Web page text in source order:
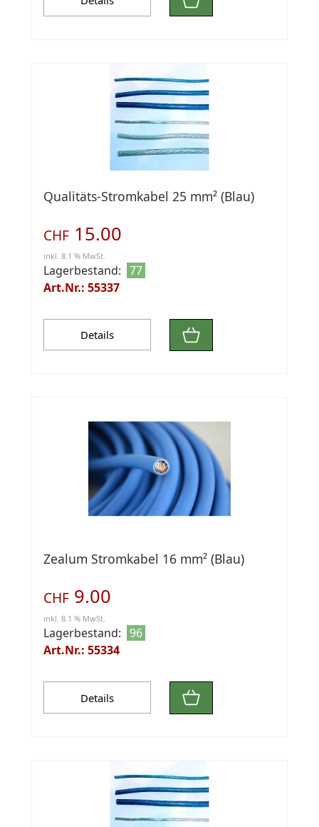
Qualitäts-Stromkabel 25 mm² (Blau)
CHF 15.00
inkl. 8.1 % MwSt.
Lagerbestand: 77
Art.Nr.: 55337
Details
Zealum Stromkabel 16 mm² (Blau)
CHF 9.00
inkl. 8.1 % MwSt.
Lagerbestand:
96
Art.Nr.: 55334
Details